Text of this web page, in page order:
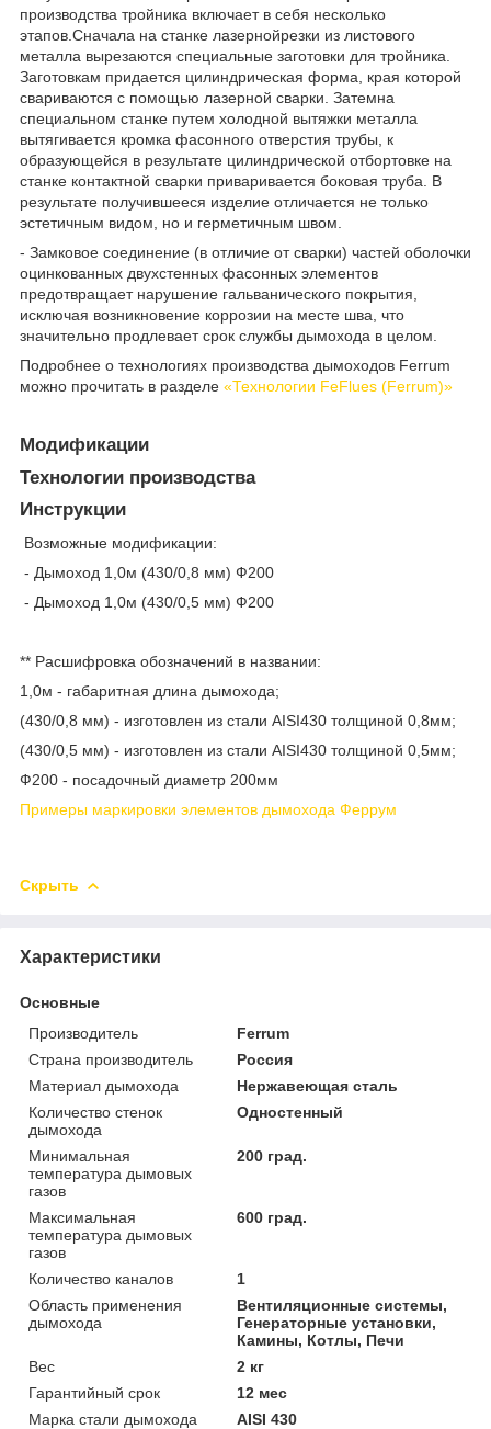
производства тройника включает в себя несколько
этапов.Сначала на станке лазернойрезки из листового
металла вырезаются специальные заготовки для тройника.
Заготовкам придается цилиндрическая форма, края которой
свариваются с помощью лазерной сварки. Затемна
специальном станке путем холодной вытяжки металла
вытягивается кромка фасонного отверстия трубы, к
образующейся в результате цилиндрической отбортовке на
станке контактной сварки приваривается боковая труба. В
результате получившееся изделие отличается не только
эстетичным видом, но и герметичным швом.
- Замковое соединение (в отличие от сварки) частей оболочки
оцинкованных двухстенных фасонных элементов
предотвращает нарушение гальванического покрытия,
исключая возникновение коррозии на месте шва, что
значительно продлевает срок службы дымохода в целом.
Подробнее о технологиях производства дымоходов Ferrum
можно прочитать в разделе «Технологии FeFlues (Ferrum)»
Модификации
Технологии производства
Инструкции
Возможные модификации:
- Дымоход 1,0м (430/0,8 мм) Ф200
- Дымоход 1,0м (430/0,5 мм) Ф200
** Расшифровка обозначений в названии:
1,0м - габаритная длина дымохода;
(430/0,8 мм) - изготовлен из стали AISI430 толщиной 0,8мм;
(430/0,5 мм) - изготовлен из стали AISI430 толщиной 0,5мм;
Ф200 - посадочный диаметр 200мм
Примеры маркировки элементов дымохода Феррум
Скрыть
Характеристики
Основные
Производитель
Ferrum
Страна производитель
Россия
Материал дымохода
Нержавеющая сталь
Количество стенок
дымохода
Одностенный
Минимальная
температура дымовых
газов
200 град.
Максимальная
температура дымовых
газов
600 град.
Количество каналов
1
Область применения
дымохода
Вентиляционные системы,
Генераторные установки,
Камины, Котлы, Печи
Вес
2 кг
Гарантийный срок
12 мес
Марка стали дымохода
AISI 430